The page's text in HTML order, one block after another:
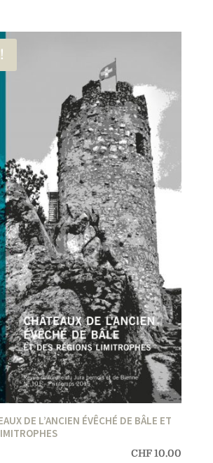
DE L’ANCIEN ÉVÊCHÉ DE BÂLE ET
CHF10.00